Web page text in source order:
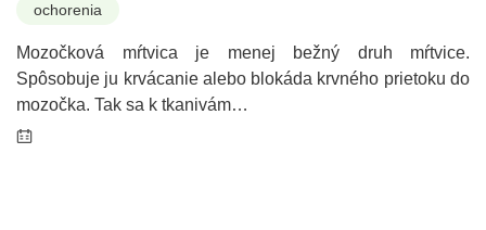
ochorenia
Mozočková mŕtvica je menej bežný druh mŕtvice.
Spôsobuje ju krvácanie alebo blokáda krvného prietoku do
mozočka. Tak sa k tkanivám…